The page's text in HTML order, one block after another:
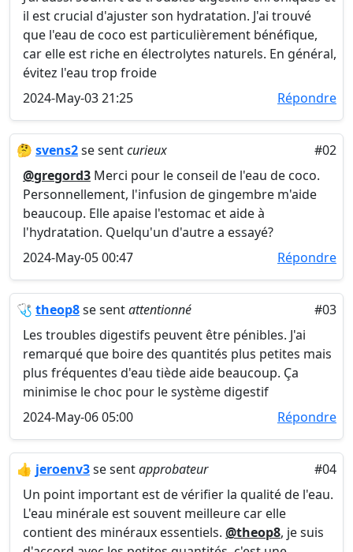
il est crucial d'ajuster son hydratation. J'ai trouvé
que l'eau de coco est particulièrement bénéfique,
car elle est riche en électrolytes naturels. En général,
évitez l'eau trop froide
2024-May-03 21:25
Répondre
🤔 svens2se sentcurieux
#02
@gregord3 Merci pour le conseil de l'eau de coco.
Personnellement, l'infusion de gingembre m'aide
beaucoup. Elle apaise l'estomac et aide à
l'hydratation. Quelqu'un d'autre a essayé?
2024-May-05 00:47
Répondre
🩺 theop8se sentattentionné
#03
Les troubles digestifs peuvent être pénibles. J'ai
remarqué que boire des quantités plus petites mais
plus fréquentes d'eau tiède aide beaucoup. Ça
minimise le choc pour le système digestif
2024-May-06 05:00
Répondre
👍 jeroenv3se sentapprobateur
#04
Un point important est de vérifier la qualité de l'eau.
L'eau minérale est souvent meilleure car elle
contient des minéraux essentiels. @theop8, je suis